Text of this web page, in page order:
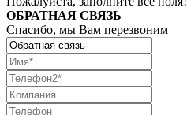
ОБРАТНАЯ СВЯЗЬ
Спасибо, мы Вам перезвоним